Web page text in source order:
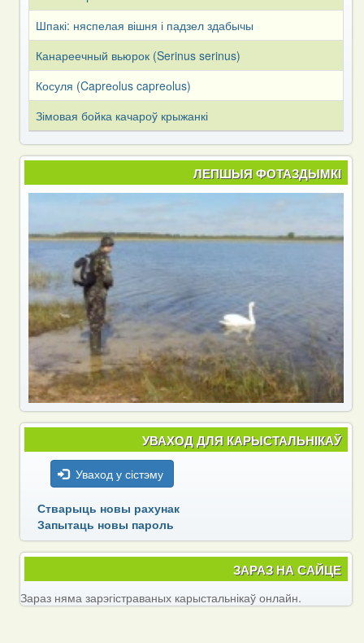
Шпакі: няспелая вішня і падзел здабычы
Канареечный вьюрок (Serinus serinus)
Косуля (Capreоlus capreоlus)
Зімовая бойка качароў крыжанкі
ЛЕПШЫЯ ФОТАЗДЫМКІ
УВАХОД ДЛЯ КАРЫСТАЛЬНІКАЎ
Уваход у сістэму
Стварыць новы рахунак
Запытаць новы пароль
ЗАРАЗ НА САЙЦЕ
Зараз няма зарэгістраваных карыстальнікаў онлайн.